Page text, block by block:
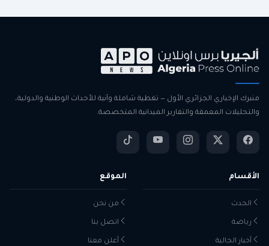
منبرك الإخباري الجزائري الأول — تغطية شاملة وآنية للأحداث الوطنية والدولية،
والتحليلات المعمقة والتقارير الميدانية المتخصصة.
الأقسام
الحدث
رياضة
أخبار الجالية
الموقع
من نحن
اتصل بنا
أعلن معنا